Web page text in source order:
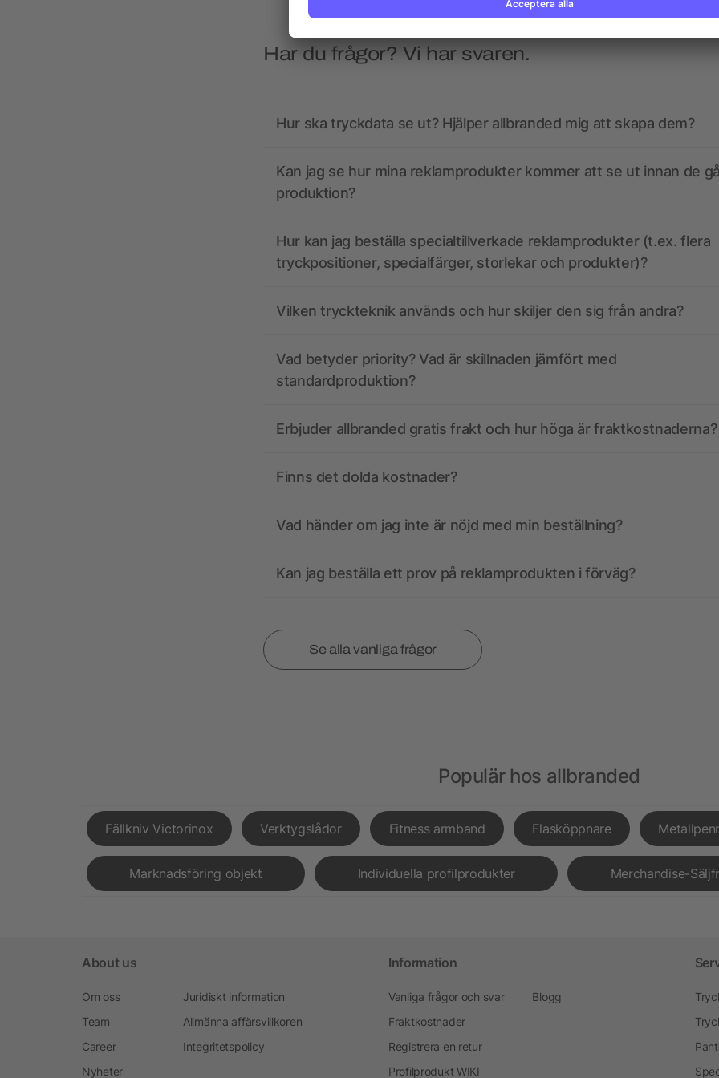
Har du frågor? Vi har svaren.
Hur ska tryckdata se ut? Hjälper allbranded mig att skapa dem?
Kan jag se hur mina reklamprodukter kommer att se ut innan de
produktion?
Hur kan jag beställa specialtillverkade reklamprodukter (t.ex. flera
tryckpositioner, specialfärger, storlekar och produkter)?
Vilken tryckteknik används och hur skiljer den sig från andra?
Vad betyder priority? Vad är skillnaden jämfört med
standardproduktion?
Erbjuder allbranded gratis frakt och hur höga är fraktkostnaderna?
Finns det dolda kostnader?
Vad händer om jag inte är nöjd med min beställning?
Kan jag beställa ett prov på reklamprodukten i förväg?
Se alla vanliga frågor
Populär hos allbranded
Fällkniv Victorinox Verktygslådor Fitness armband Flasköppnare
Marknadsföring objekt Individuella profilprodukter Merchandise-
About us
Om oss
Team
Career
Nyheter
Juridiskt information
Allmänna affärsvillkoren
Integritetspolicy
Information
Vanliga frågor och svar
Fraktkostnader
Registrera en retur
Profilprodukt WIKI
Blogg